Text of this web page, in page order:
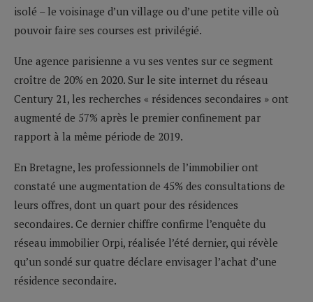
isolé – le voisinage d’un village ou d’une petite ville où
pouvoir faire ses courses est privilégié.
Une agence parisienne a vu ses ventes sur ce segment
croître de 20% en 2020. Sur le site internet du réseau
Century 21, les recherches « résidences secondaires » ont
augmenté de 57% après le premier confinement par
rapport à la même période de 2019.
En Bretagne, les professionnels de l’immobilier ont
constaté une augmentation de 45% des consultations de
leurs offres, dont un quart pour des résidences
secondaires. Ce dernier chiffre confirme l’enquête du
réseau immobilier Orpi, réalisée l’été dernier, qui révèle
qu’un sondé sur quatre déclare envisager l’achat d’une
résidence secondaire.